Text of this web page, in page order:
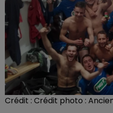
Crédit : Crédit photo :